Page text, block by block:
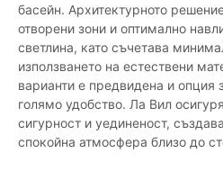
басейн. Архитектурното
отворени зони и оптимално
светлина, като съчетава
използването на естествени
варианти е предвидена и опция
голямо удобство. Ла Вил
сигурност и уединеност,
спокойна атмосфера близо до